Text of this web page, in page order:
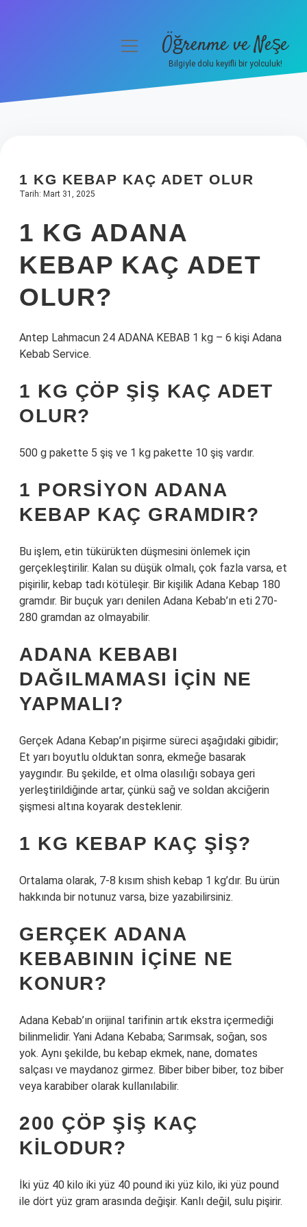
Hakkımızda
menüyüÖğrenme ve Neşe
Bilgiyle dolu keyifli bir yolculuk!
1 KG KEBAP KAÇ ADET OLUR
Tarih: Mart 31, 2025
1 KG ADANA
KEBAP KAÇ ADET
OLUR?
Antep Lahmacun 24 ADANA KEBAB 1 kg – 6 kişi Adana
Kebab Service.
1 KG ÇÖP ŞIŞ KAÇ ADET
OLUR?
500 g pakette 5 şiş ve 1 kg pakette 10 şiş vardır.
1 PORSIYON ADANA
KEBAP KAÇ GRAMDIR?
Bu işlem, etin tükürükten düşmesini önlemek için
gerçekleştirilir. Kalan su düşük olmalı, çok fazla varsa, et
pişirilir, kebap tadı kötüleşir. Bir kişilik Adana Kebap 180
gramdır. Bir buçuk yarı denilen Adana Kebab’ın eti 270-
280 gramdan az olmayabilir.
ADANA KEBABI
DAĞILMAMASI IÇIN NE
YAPMALI?
Gerçek Adana Kebap’ın pişirme süreci aşağıdaki gibidir;
Et yarı boyutlu olduktan sonra, ekmeğe basarak
yaygındır. Bu şekilde, et olma olasılığı sobaya geri
yerleştirildiğinde artar, çünkü sağ ve soldan akciğerin
şişmesi altına koyarak desteklenir.
1 KG KEBAP KAÇ ŞIŞ?
Ortalama olarak, 7-8 kısım shish kebap 1 kg’dır. Bu ürün
hakkında bir notunuz varsa, bize yazabilirsiniz.
GERÇEK ADANA
KEBABININ IÇINE NE
KONUR?
Adana Kebab’ın orijinal tarifinin artık ekstra içermediği
bilinmelidir. Yani Adana Kebaba; Sarımsak, soğan, sos
yok. Aynı şekilde, bu kebap ekmek, nane, domates
salçası ve maydanoz girmez. Biber biber biber, toz biber
veya karabiber olarak kullanılabilir.
200 ÇÖP ŞIŞ KAÇ
KILODUR?
İki yüz 40 kilo iki yüz 40 pound iki yüz kilo, iki yüz pound
ile dört yüz gram arasında değişir. Kanlı değil, sulu pişirir.